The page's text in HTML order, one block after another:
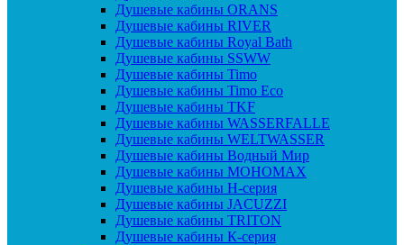
Душевые кабины ORANS
Душевые кабины RIVER
Душевые кабины Royal Bath
Душевые кабины SSWW
Душевые кабины Timo
Душевые кабины Timo Eco
Душевые кабины TKF
Душевые кабины WASSERFALLE
Душевые кабины WELTWASSER
Душевые кабины Водный Мир
Душевые кабины МОНОМАХ
Душевые кабины H-серия
Душевые кабины JACUZZI
Душевые кабины TRITON
Душевые кабины К-серия